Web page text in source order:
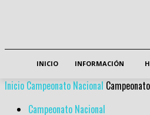
INICIO INFORMACIÓN
Inicio Campeonato Nacional
Campeonato Nacional